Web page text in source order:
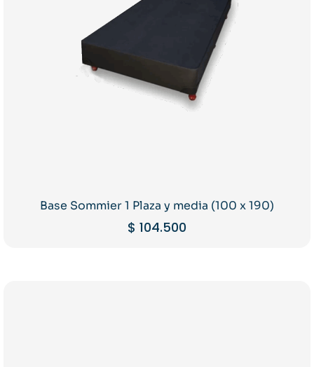
Base Sommier 1 Plaza y media (100 x 190)
$ 104.500